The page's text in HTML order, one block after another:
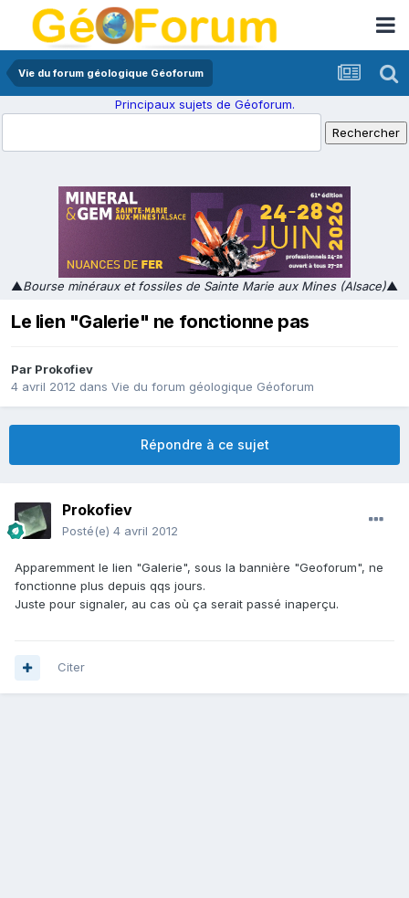
Vie du forum géologique Géoforum
Principaux sujets de Géoforum.
▲Bourse minéraux et fossiles de Sainte Marie aux Mines (Alsace)▲
Le lien "Galerie" ne fonctionne pas
Par Prokofiev
4 avril 2012 dans Vie du forum géologique Géoforum
Répondre à ce sujet
Prokofiev
Posté(e) 4 avril 2012
Apparemment le lien "Galerie", sous la bannière "Geoforum", ne
fonctionne plus depuis qqs jours.
Juste pour signaler, au cas où ça serait passé inaperçu.
Citer